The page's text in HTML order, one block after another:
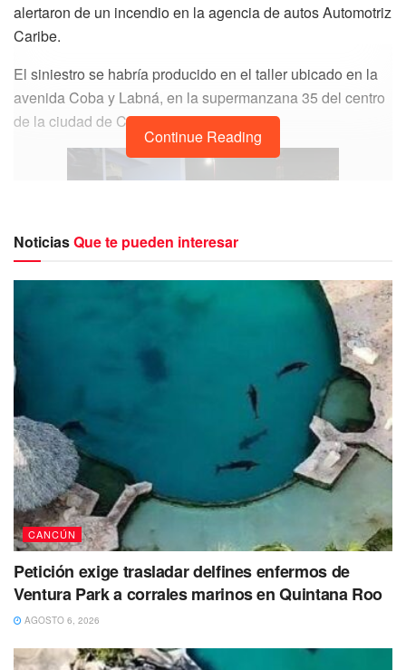
alertaron de un incendio en la agencia de autos Automotriz
Caribe.
El siniestro se habría producido en el taller ubicado en la
avenida Coba y Labná, en la supermanzana 35 del centro
de la ciudad de Cancún.
Tras el incendio en tres automóviles arribaron elementos
del cuerpo de bomberos quienes luego de un tiempo
lograron sofocar las llamas.
Los vehículos terminaron reducidos en chatarra mientras
que una camioneta de paquetería también resultó con
serios daños consecuencia del incendio en la agencia de
autos.
Continue Reading
NoticiasQue te pueden interesar
CANCÚN
Petición exige trasladar delfines enfermos de
Ventura Park a corrales marinos en Quintana Roo
AGOSTO 6, 2026